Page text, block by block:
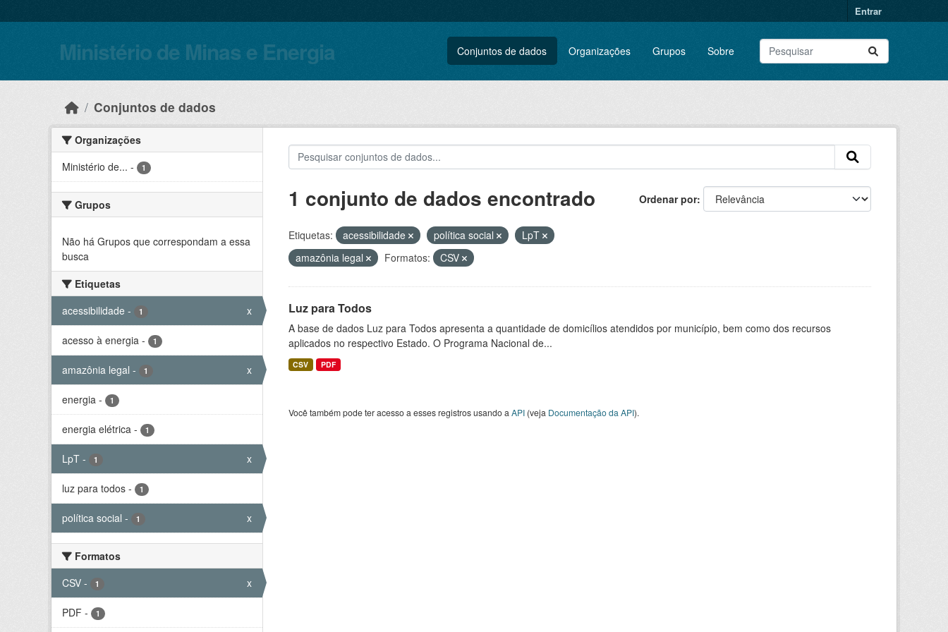
Entrar
Ministério de Minas e Energia Conjuntos de dados Organizações Grupos Sobre
Conjuntos de dados
Organizações
Ministério de... - 1
Grupos
Não há Grupos que correspondam a essa
busca
Etiquetas
acessibilidade - 1 x
acesso à energia - 1
amazônia legal - 1 x
energia - 1
energia elétrica - 1
LpT - 1 x
luz para todos - 1
política social - 1 x
Formatos
CSV - 1 x
PDF - 1
Ordenar por
1 conjunto de dados encontrado
Etiquetas: acessibilidade política social
LpT
amazônia legal
Formatos: CSV
Luz para Todos
A base de dados Luz para Todos apresenta a quantidade de domicílios atendidos por município, bem como dos recursos
aplicados no respectivo Estado. O Programa Nacional de...
CSV PDF
Você também pode ter acesso a esses registros usando a API(veja Documentação da API).